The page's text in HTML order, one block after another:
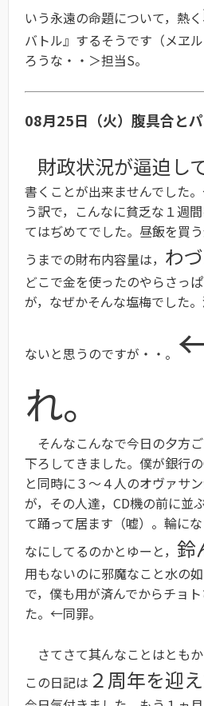
いう永遠の命題について，熱く
バトル』するそうです（メヱ
ろうな・・＞担当S。
08月25日（火）腹具合と
財政状況が逼迫し
書くことが出来ませんでした
う訳で，こんなに貧乏な１週
てはぢめてでした。昼飯を買
うまでの財布内容量は， わ
どこで金を使ったのやらさっ
が，なぜかそんな塩梅でした
ないと思うのですが・・。
れ。
そんなこんなで今日の夕方
下ろしてきました。僕が銀行
と同時に３〜４人のオヴァサ
が，その人達，CD機の前に並
て踊って居ます（嘘）。輪にな
なにしてるのかとゆーと， 鈴
用もないのに邪魔なこと水の如
で，僕も用が済んでからチョ
た。←同罪。
さてさて其んなことはとも
この日記は ２周年を迎